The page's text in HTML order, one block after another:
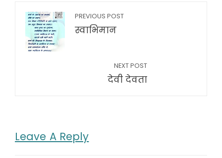
PREVIOUS POST
स्वाभिमान
NEXT POST
देवी देवता
Leave A Reply